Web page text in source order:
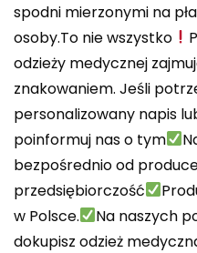
spodni mierzonymi na
osoby.To nie wszystko
odzieży medycznej
znakowaniem. Jeśli
personalizowany napis
poinformuj nas o tym
bezpośrednio od
przedsiębiorczość
w Polsce.
Na naszych
dokupisz odzież